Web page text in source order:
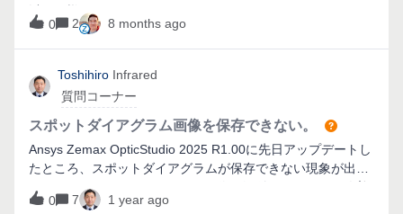
以下の様にノンシーケンシャルコンポーネントエディタのオ
ブジェクトの プロパティを変更します。屈折率タブから屈折
率タイプで複屈折を選んで波長プレートモードを設定する必
要があります。モードのパラメータを変えることで、実際に
追跡される光線を選択できます。エネルギーの分布はこの設
定で変化しませんが、追跡されない光線に割り当てられたエ
ネルギーは、"閾値によるエネルギーロス"として報告されま
す。常光、異常光のいずれか、または両方をトレースするこ
とができますが、波長プレートモードは、常光の経路に沿っ
てエネルギーを追跡する一方、異常光の電場も一緒に伝搬さ
れ、全電場は常光と異常光の方向の屈折率の差分によって位
0 2 8 months ago
Toshihiro Infrared
質問コーナー
スポットダイアグラム画像を保存できない。
Ansys Zemax OpticStudio 2025 R1.00に先日アップデートし
たところ、スポットダイアグラムが保存できない現象が出て
おります。エラーメッセージの画像を添付いたします。改善
方法をご教示いただけないでしょうか？以下がわかったこと
0 7 1 year ago